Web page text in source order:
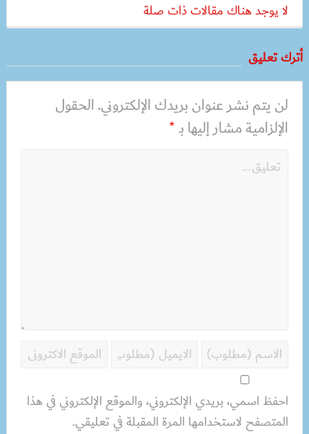
لا يوجد هناك مقالات ذات صلة
أترك تعليق
لن يتم نشر عنوان بريدك الإلكتروني.الحقول
الإلزامية مشار إليها بـ*
احفظ اسمي، بريدي الإلكتروني، والموقع الإلكتروني في هذا
المتصفح لاستخدامها المرة المقبلة في تعليقي.